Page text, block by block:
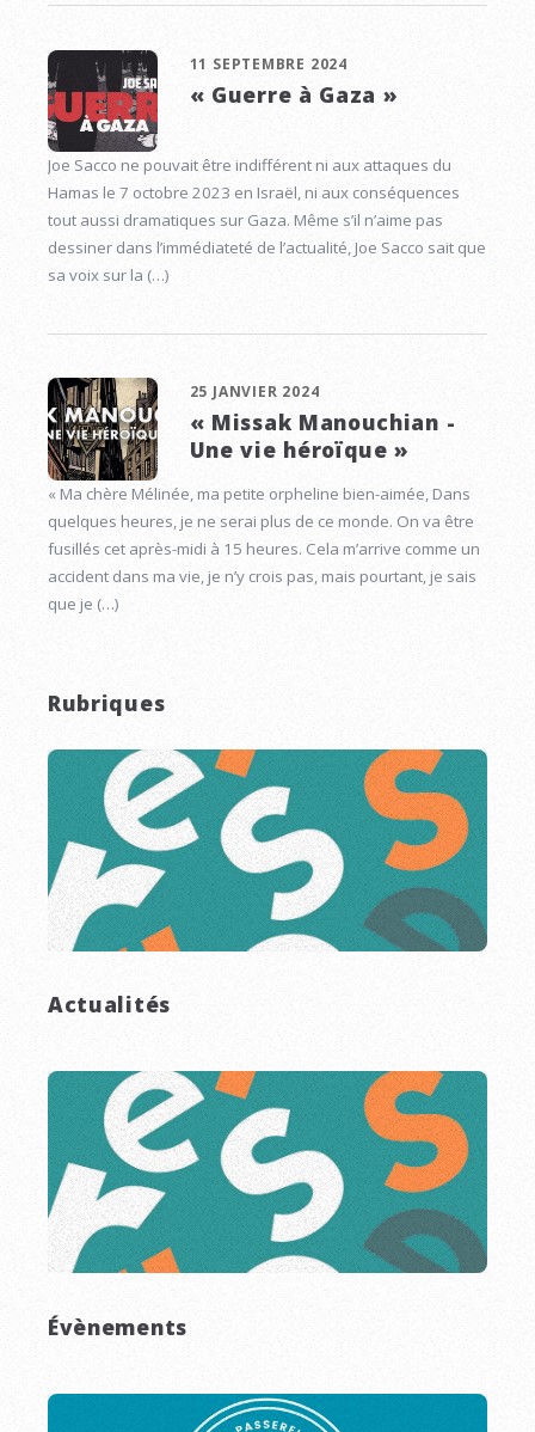
11 SEPTEMBRE 2024
« Guerre à Gaza »
Joe Sacco ne pouvait être indifférent ni aux attaques du
Hamas le 7 octobre 2023 en Israël, ni aux conséquences
tout aussi dramatiques sur Gaza. Même s’il n’aime pas
dessiner dans l’immédiateté de l’actualité, Joe Sacco sait que
sa voix sur la (…)
25 JANVIER 2024
« Missak Manouchian -
Une vie héroïque »
« Ma chère Mélinée, ma petite orpheline bien-aimée, Dans
quelques heures, je ne serai plus de ce monde. On va être
fusillés cet après-midi à 15 heures. Cela m’arrive comme un
accident dans ma vie, je n’y crois pas, mais pourtant, je sais
que je (…)
Rubriques
Actualités
Évènements